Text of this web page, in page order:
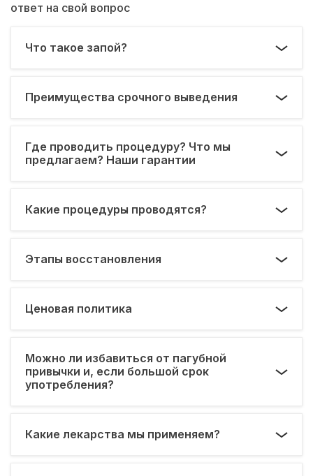
ответ на свой вопрос
Что такое запой?
Преимущества срочного выведения
Где проводить процедуру? Что мы
предлагаем? Наши гарантии
Какие процедуры проводятся?
Этапы восстановления
Ценовая политика
Можно ли избавиться от пагубной
привычки и, если большой срок
употребления?
Какие лекарства мы применяем?